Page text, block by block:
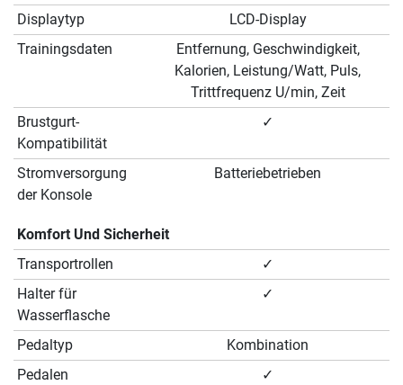
Displaytyp
LCD-Display
Trainingsdaten
Entfernung, Geschwindigkeit,
Kalorien, Leistung/Watt, Puls,
Trittfrequenz U/min, Zeit
Brustgurt-
Kompatibilität
✓
Stromversorgung
der Konsole
Batteriebetrieben
Komfort Und Sicherheit
Transportrollen
✓
Halter für
Wasserflasche
✓
Pedaltyp
Kombination
Pedalen
✓